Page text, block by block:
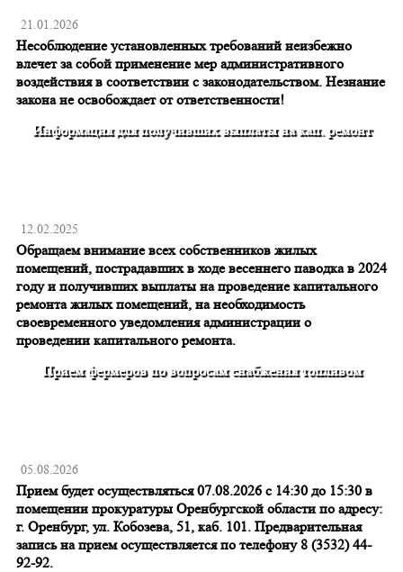
21.01.2026
Несоблюдение установленных требований неизбежно
влечет за собой применение мер административного
воздействия в соответствии с законодательством. Незнание
закона не освобождает от ответственности!
Информация для получивших выплаты на кап. ремонт
12.02.2025
Обращаем внимание всех собственников жилых
помещений, пострадавших в ходе весеннего паводка в 2024
году и получивших выплаты на проведение капитального
ремонта жилых помещений, на необходимость
своевременного уведомления администрации о
проведении капитального ремонта.
Прием фермеров по вопросам снабжения топливом
05.08.2026
Прием будет осуществляться 07.08.2026 с 14:30 до 15:30 в
помещении прокуратуры Оренбургской области по адресу:
г. Оренбург, ул. Кобозева, 51, каб. 101. Предварительная
запись на прием осуществляется по телефону 8 (3532) 44-
92-92.